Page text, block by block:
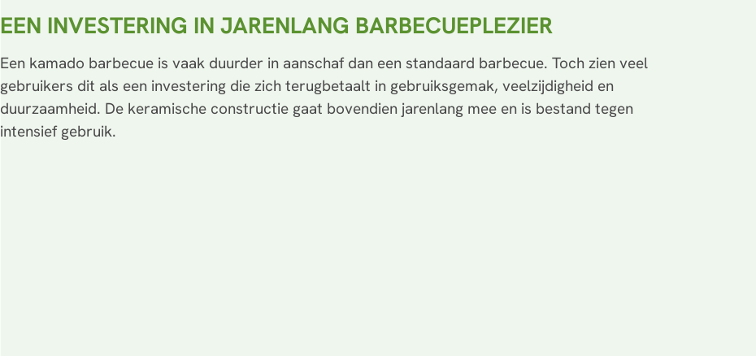
EEN INVESTERING IN JARENLANG BARBECUEPLEZIER
Een kamado barbecue is vaak duurder in aanschaf dan een standaard barbecue. Toch zien veel
gebruikers dit als een investering die zich terugbetaalt in gebruiksgemak, veelzijdigheid en
duurzaamheid. De keramische constructie gaat bovendien jarenlang mee en is bestand tegen
intensief gebruik.